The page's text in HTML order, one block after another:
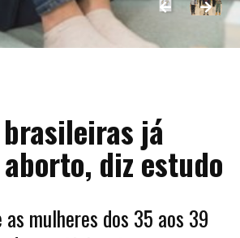
já
diz estudo
mulheres dos 35 aos 39